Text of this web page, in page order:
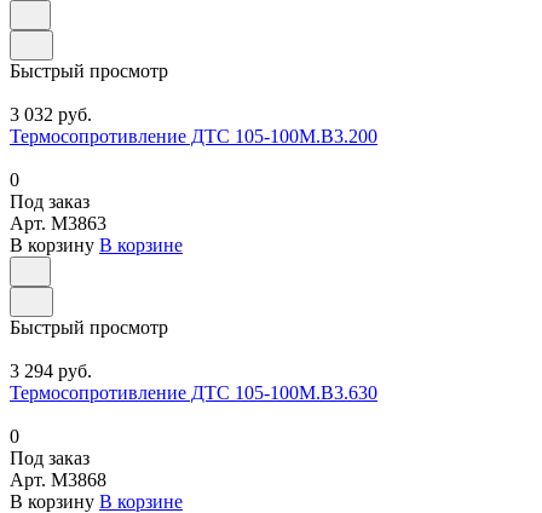
Быстрый просмотр
3 032 руб.
Термосопротивление ДТС 105-100М.В3.200
0
Под заказ
Арт. M3863
В корзину В корзине
Быстрый просмотр
3 294 руб.
Термосопротивление ДТС 105-100М.В3.630
0
Под заказ
Арт. M3868
В корзину В корзине